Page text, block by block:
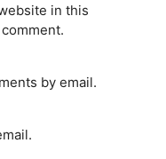
in this
by email.